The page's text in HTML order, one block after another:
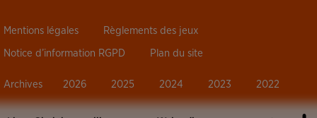
Mentions légales Règlements des jeux
Notice d’information RGPD Plan du site
Archives 2026 2025 2024 2023 2022